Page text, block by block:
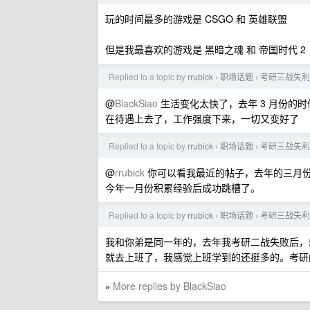
玩的时间最多的游戏是 CSGO 和 英雄联盟
但是我最喜欢的游戏是 黑暗之魂 和 帝国时代 2
Replied to a topic by rrubick › 职场话题 › 考研三战失
@BlackSiao 生活变化太快了，去年 3 月份的
在待遇上去了，工作强度下来，一切又变好了
Replied to a topic by rrubick › 职场话题 › 考研三战失
@rrubick 你可以看我最近的帖子，去年的三月
今年一月份积累经验后成功跳槽了。
Replied to a topic by rrubick › 职场话题 › 考研三战失
我和你弟是同一年的，去年我考研二战失败后
就去上班了，我感觉上班学到的还挺多的。考
» More replies by BlackSiao